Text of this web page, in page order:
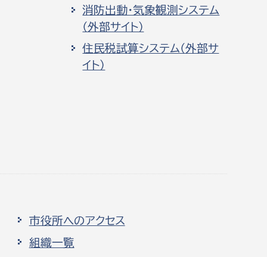
消防出動・気象観測システム
（外部サイト）
住民税試算システム（外部サ
イト）
市役所へのアクセス
組織一覧